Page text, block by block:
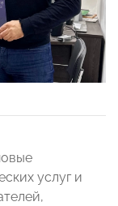
услуг и